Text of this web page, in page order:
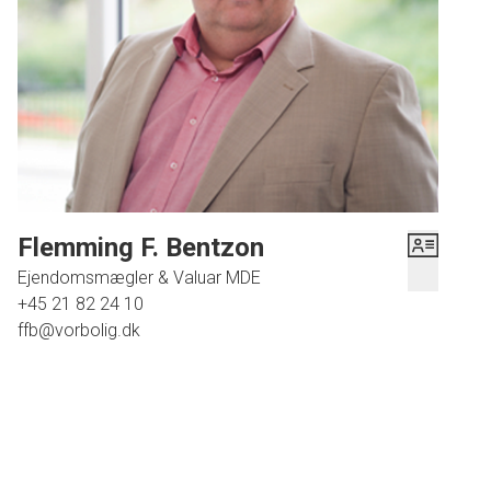
Flemming F. Bentzon
Ejendomsmægler & Valuar MDE
+45 21 82 24 10
ffb@vorbolig.dk